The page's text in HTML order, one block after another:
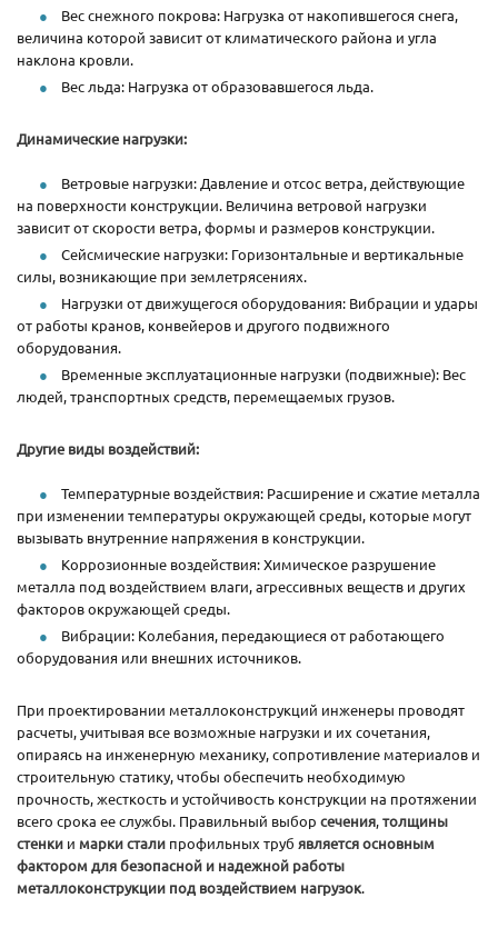
Вес снежного покрова: Нагрузка от накопившегося снега,
величина которой зависит от климатического района и угла
наклона кровли.
Вес льда: Нагрузка от образовавшегося льда.
Динамические нагрузки:
Ветровые нагрузки: Давление и отсос ветра, действующие
на поверхности конструкции. Величина ветровой нагрузки
зависит от скорости ветра, формы и размеров конструкции.
Сейсмические нагрузки: Горизонтальные и вертикальные
силы, возникающие при землетрясениях.
Нагрузки от движущегося оборудования: Вибрации и удары
от работы кранов, конвейеров и другого подвижного
оборудования.
Временные эксплуатационные нагрузки (подвижные): Вес
людей, транспортных средств, перемещаемых грузов.
Другие виды воздействий:
Температурные воздействия: Расширение и сжатие металла
при изменении температуры окружающей среды, которые могут
вызывать внутренние напряжения в конструкции.
Коррозионные воздействия: Химическое разрушение
металла под воздействием влаги, агрессивных веществ и других
факторов окружающей среды.
Вибрации: Колебания, передающиеся от работающего
оборудования или внешних источников.
При проектировании металлоконструкций инженеры проводят
расчеты, учитывая все возможные нагрузки и их сочетания,
опираясь на инженерную механику, сопротивление материалов и
строительную статику, чтобы обеспечить необходимую
прочность, жесткость и устойчивость конструкции на протяжении
всего срока ее службы. Правильный выбор сечения,толщины
стенки и марки стали профильных труб является основным
фактором для безопасной и надежной работы
металлоконструкции под воздействием нагрузок.